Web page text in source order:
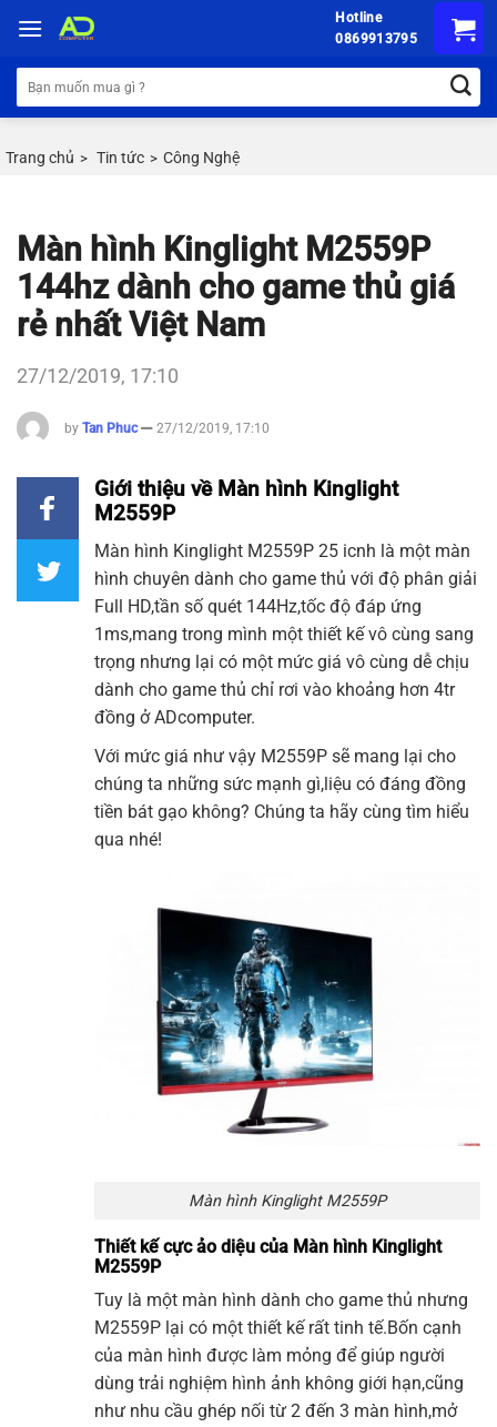
đến
nội
dung
Hotline
0869913795
Tìm
kiếm:
Trang chủ > Tin tức > Công Nghệ
Màn hình Kinglight M2559P
144hz dành cho game thủ giá
rẻ nhất Việt Nam
27/12/2019, 17:10
by Tan Phuc 27/12/2019, 17:10
Giới thiệu về Màn hình Kinglight
M2559P
Màn hình Kinglight M2559P 25 icnh là một màn
hình chuyên dành cho game thủ với độ phân giải
Full HD,tần số quét 144Hz,tốc độ đáp ứng
1ms,mang trong mình một thiết kế vô cùng sang
trọng nhưng lại có một mức giá vô cùng dễ chịu
dành cho game thủ chỉ rơi vào khoảng hơn 4tr
đồng ởADcomputer.
Với mức giá như vậy M2559P sẽ mang lại cho
chúng ta những sức mạnh gì,liệu có đáng đồng
tiền bát gạo không? Chúng ta hãy cùng tìm hiểu
qua nhé!
Màn hình Kinglight M2559P
Thiết kế cực ảo diệu của Màn hình Kinglight
M2559P
Tuy là một màn hình dành cho game thủ nhưng
M2559P lại có một thiết kế rất tinh tế.Bốn cạnh
của màn hình được làm mỏng để giúp người
dùng trải nghiệm hình ảnh không giới hạn,cũng
như nhu cầu ghép nối từ 2 đến 3 màn hình,mở